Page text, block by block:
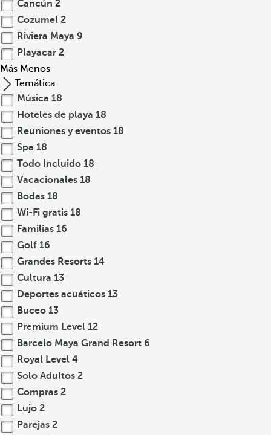
Cancún 2
Cozumel 2
Riviera Maya 9
Playacar 2
Más Menos
Temática
Música 18
Hoteles de playa 18
Reuniones y eventos 18
Spa 18
Todo Incluido 18
Vacacionales 18
Bodas 18
Wi-Fi gratis 18
Familias 16
Golf 16
Grandes Resorts 14
Cultura 13
Deportes acuáticos 13
Buceo 13
Premium Level 12
Barcelo Maya Grand Resort 6
Royal Level 4
Solo Adultos 2
Compras 2
Lujo 2
Parejas 2